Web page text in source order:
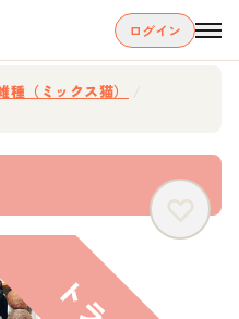
ログイン
種（ミックス猫）